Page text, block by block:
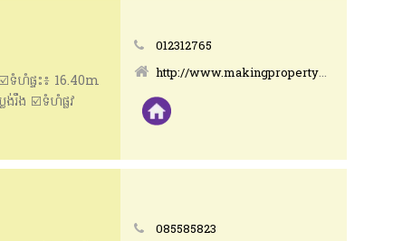
ហំផ្ទះ៖ 16.40m
រឹង ☑️ទំហំផ្លូវ
012312765
http://www.makingpropertyeasy.com
085585823